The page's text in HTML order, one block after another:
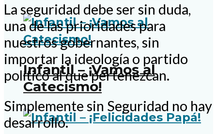
Infantil – ¡Vamos al
Catecismo!
La seguridad debe ser sin duda,
una de las prioridades para
nuestros gobernantes, sin
importar la ideología o partido
político al que pertenezcan.
Simplemente sin Seguridad no hay
desarrollo.